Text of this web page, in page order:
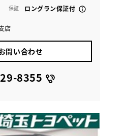
保証 ロングラン保証付
店
問い合わせ
8355